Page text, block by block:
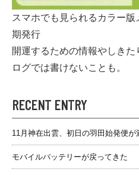
スマホでも見られるカラー
期発行
開運するための情報やしき
ログでは書けないことも。
RECENT ENTRY
11月神在出雲、初日の羽田始発便が
モバイルバッテリーが戻ってきた